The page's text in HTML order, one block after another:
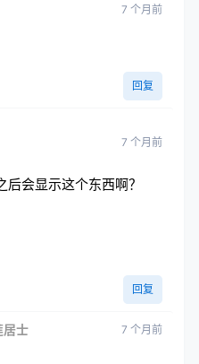
7 个月前
回复
7 个月前
会显示这个东西啊？
回复
居士 7 个月前